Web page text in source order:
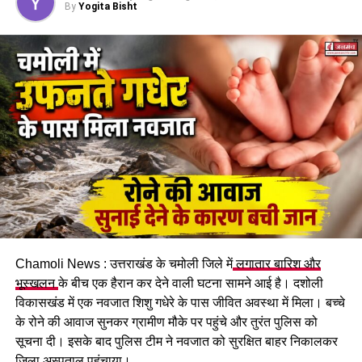
By Yogita Bisht
Chamoli News : उत्तराखंड के चमोली जिले मेंलगातार बारिश और
भूस्खलनके बीच एक हैरान कर देने वाली घटना सामने आई है। दशोली
विकासखंड में एक नवजात शिशु गधेरे के पास जीवित अवस्था में मिला। बच्चे
के रोने की आवाज सुनकर ग्रामीण मौके पर पहुंचे और तुरंत पुलिस को
सूचना दी। इसके बाद पुलिस टीम ने नवजात को सुरक्षित बाहर निकालकर